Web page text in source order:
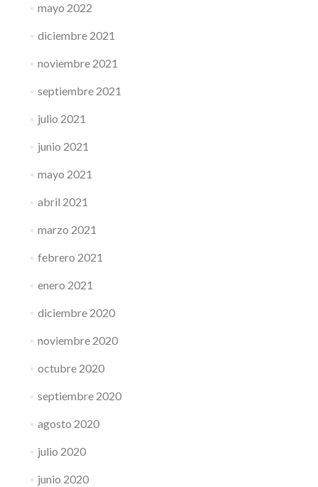
mayo 2022
diciembre 2021
noviembre 2021
septiembre 2021
julio 2021
junio 2021
mayo 2021
abril 2021
marzo 2021
febrero 2021
enero 2021
diciembre 2020
noviembre 2020
octubre 2020
septiembre 2020
agosto 2020
julio 2020
junio 2020